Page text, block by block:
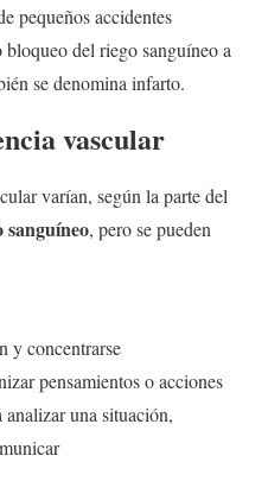
pequeños accidentes
del riego sanguíneo a
se denomina infarto.
vascular
varían, según la parte del
, pero se pueden
y concentrarse
pensamientos o acciones
una situación,